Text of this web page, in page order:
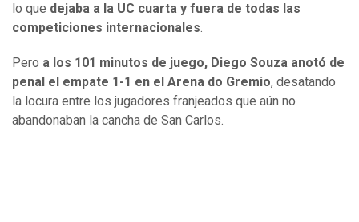
lo que dejaba a la UC cuarta y fuera de todas las
competiciones internacionales.
Pero a los 101 minutos de juego, Diego Souza anotó de
penal el empate 1-1 en el Arena do Gremio, desatando
la locura entre los jugadores franjeados que aún no
abandonaban la cancha de San Carlos.